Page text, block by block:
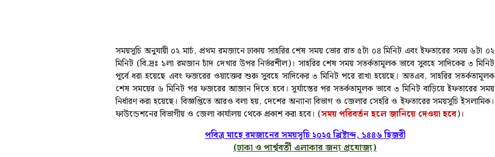
সময়সূচি অনুযায়ী ০২ মার্চ, প্রথম রমজানে ঢাকায় সাহরির শেষ সময় ভোর রাত ৫টা ০৪ মিনিট এবং ইফতারের সময় ৬টা ০২
মিনিট (বি.দ্রঃ ১লা রমজান চাঁদ দেখার উপর নির্ভরশীল)। সাহরির শেষ সময় সতর্কতামূলক ভাবে সুবহে সাদিকের ৩ মিনিট
পূর্বে ধরা হয়েছে এবং ফজরের ওয়াক্তের শুরু সুবহে সাদিকের ৩ মিনিট পরে রাখা হয়েছে। অতএব, সাহরির সতর্কতামূলক
শেষ সময়ের ৬ মিনিট পর ফজরের আজান দিতে হবে। সূর্যাস্তের পর সতর্কতামূলক ভাবে ৩ মিনিট বাড়িয়ে ইফতারের সময়
নির্ধারণ করা হয়েছে। বিজ্ঞপ্তিতে আরও বলা হয়, দেশের অন্যান্য বিভাগ ও জেলার সেহরি ও ইফতারের সময়সূচি ইসলামিক।
ফাউন্ডেশনের বিভাগীয় ও জেলা কার্যালয় থেকে প্রকাশ করা হবে। (সময় পরিবর্তন হলে জানিয়ে দেওয়া হবে)।
পবিত্র মাহে রমজানের সময়সূচি ২০২৫ খ্রিষ্টাব্দ, ১৪৪৬ হিজরী
(ঢাকা ও পার্শ্ববর্তী এলাকার জন্য প্রযোজ্য)